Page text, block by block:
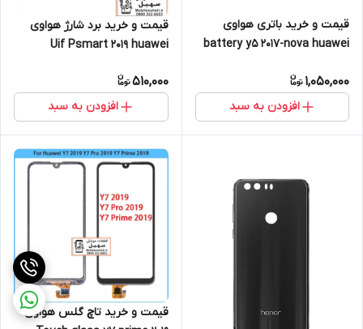
قیمت و خرید باتری هواوی
battery y5 2017-nova huawei
1,050,000
افزودن به سبد
قیمت و خرید برد شارژ هواوی
Uif Psmart 2019 huawei
510,000
افزودن به سبد
قیمت و خرید تاچ گلس هواوی